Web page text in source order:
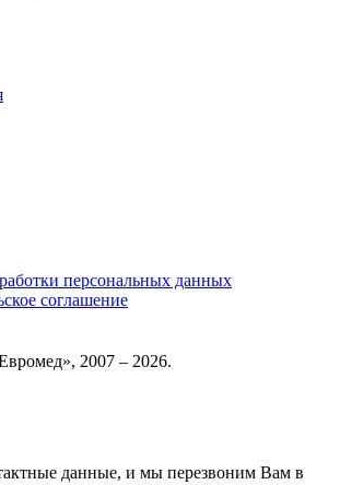
персональных данных
соглашение
2007 – 2026.
данные, и мы перезвоним Вам в